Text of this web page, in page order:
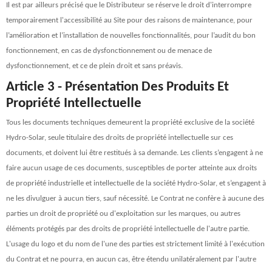
Il est par ailleurs précisé que le Distributeur se réserve le droit d'interrompre
temporairement l'accessibilité au Site pour des raisons de maintenance, pour
l’amélioration et l’installation de nouvelles fonctionnalités, pour l’audit du bon
fonctionnement, en cas de dysfonctionnement ou de menace de
dysfonctionnement, et ce de plein droit et sans préavis.
Article 3 - Présentation Des Produits Et
Propriété Intellectuelle
Tous les documents techniques demeurent la propriété exclusive de la société
Hydro-Solar, seule titulaire des droits de propriété intellectuelle sur ces
documents, et doivent lui être restitués à sa demande. Les clients s’engagent à ne
faire aucun usage de ces documents, susceptibles de porter atteinte aux droits
de propriété industrielle et intellectuelle de la société Hydro-Solar, et s’engagent à
ne les divulguer à aucun tiers, sauf nécessité. Le Contrat ne confère à aucune des
parties un droit de propriété ou d'exploitation sur les marques, ou autres
éléments protégés par des droits de propriété intellectuelle de l'autre partie.
L'usage du logo et du nom de l'une des parties est strictement limité à l'exécution
du Contrat et ne pourra, en aucun cas, être étendu unilatéralement par l'autre